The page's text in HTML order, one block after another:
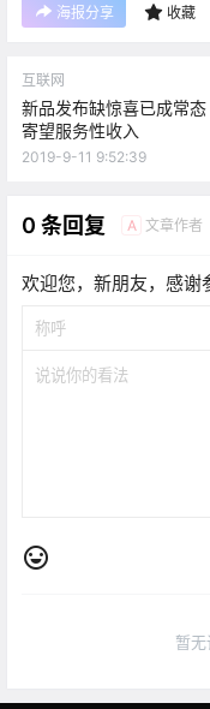
海报分享 收藏
互联网
新品发布缺惊喜已成常
寄望服务性收入
2019-9-11 9:52:39
0 条回复 A 文章作者
欢迎您，新朋友，感谢
暂